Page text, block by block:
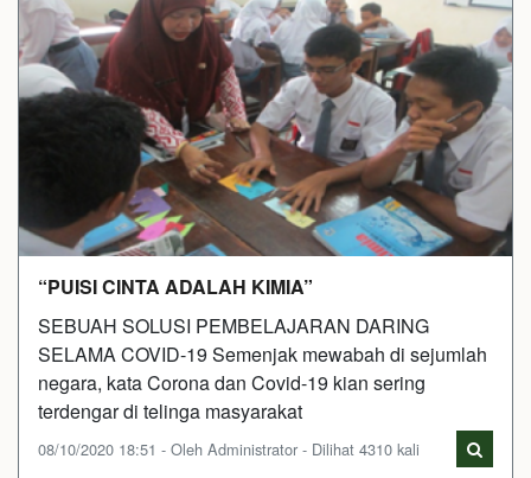
“PUISI CINTA ADALAH KIMIA”
SEBUAH SOLUSI PEMBELAJARAN DARING
SELAMA COVID-19 Semenjak mewabah di sejumlah
negara, kata Corona dan Covid-19 kian sering
terdengar di telinga masyarakat
08/10/2020 18:51 - Oleh Administrator - Dilihat 4310 kali